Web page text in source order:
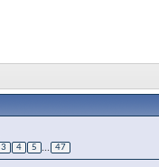
3 4 5 ... 47